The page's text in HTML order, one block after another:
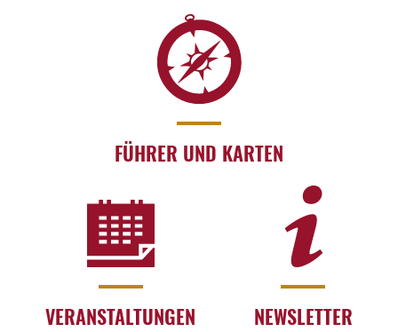
FÜHRER UND KARTEN
VERANSTALTUNGEN NEWSLETTER